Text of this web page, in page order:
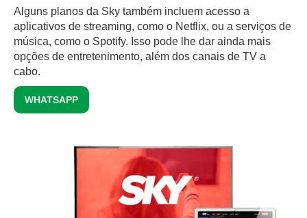
Alguns planos da Sky também incluem acesso a
aplicativos de streaming, como o Netflix, ou a serviços de
música, como o Spotify. Isso pode lhe dar ainda mais
opções de entretenimento, além dos canais de TV a
cabo.
WHATSAPP